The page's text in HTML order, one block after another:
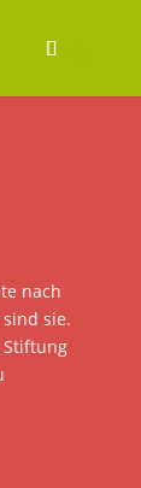
nach
sie.
Stiftung